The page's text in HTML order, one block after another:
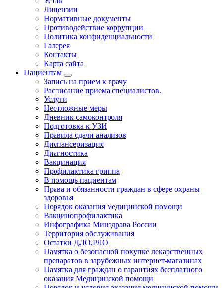
Лицензии
Нормативные документы
Противодействие коррупции
Политика конфиденциальности
Галерея
Контакты
Карта сайта
Пациентам
Запись на прием к врачу
Расписание приема специалистов.
Услуги
Неотложные меры
Дневник самоконтроля
Подготовка к УЗИ
Правила сдачи анализов
Диспансеризация
Диагностика
Вакцинация
Профилактика гриппа
В помощь пациентам
Права и обязанности граждан в сфере охраны
здоровья
Порядок оказания медицинской помощи
Вакцинопрофилактика
Инфографика Минздрава России
Территория обслуживания
Остатки ДЛО,РЛО
Памятка о безопасной покупке лекарственных
препаратов в зарубежных интернет-магазинах
Памятка для граждан о гарантиях бесплатного
оказания Медицинской помощи